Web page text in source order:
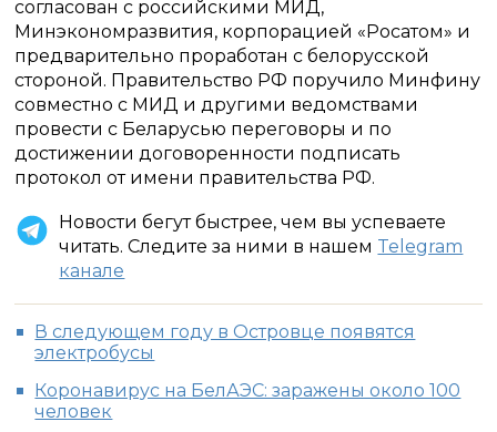
согласован с российскими МИД,
Минэкономразвития, корпорацией «Росатом» и
предварительно проработан с белорусской
стороной. Правительство РФ поручило Минфину
совместно с МИД и другими ведомствами
провести с Беларусью переговоры и по
достижении договоренности подписать
протокол от имени правительства РФ.
Новости бегут быстрее, чем вы успеваете
читать. Следите за ними в нашем Telegram
канале
В следующем году в Островце появятся
электробусы
Коронавирус на БелАЭС: заражены около 100
человек